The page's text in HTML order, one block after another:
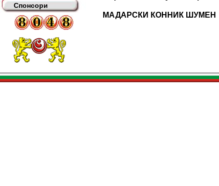
Спонсори
МАДАРСКИ КОННИК ШУМЕН